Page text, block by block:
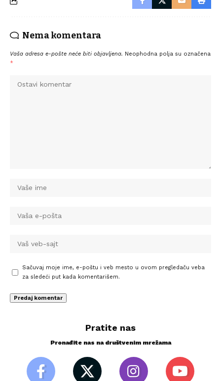
Nema komentara
Vaša adresa e-pošte neće biti objavljena. Neophodna polja su označena
*
Sačuvaj moje ime, e-poštu i veb mesto u ovom pregledaču veba
za sledeći put kada komentarišem.
Pratite nas
Pronađite nas na društvenim mrežama